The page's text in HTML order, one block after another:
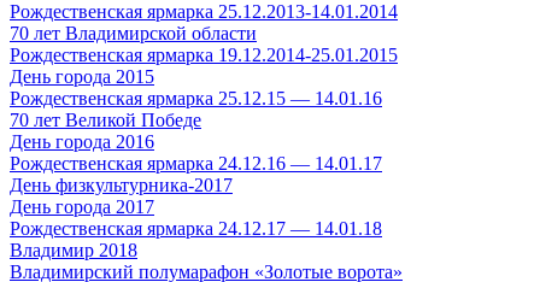
Рождественская ярмарка 25.12.2013-14.01.2014
70 лет Владимирской области
Рождественская ярмарка 19.12.2014-25.01.2015
День города 2015
Рождественская ярмарка 25.12.15 — 14.01.16
70 лет Великой Победе
День города 2016
Рождественская ярмарка 24.12.16 — 14.01.17
День физкультурника-2017
День города 2017
Рождественская ярмарка 24.12.17 — 14.01.18
Владимир 2018
Владимирский полумарафон «Золотые ворота»